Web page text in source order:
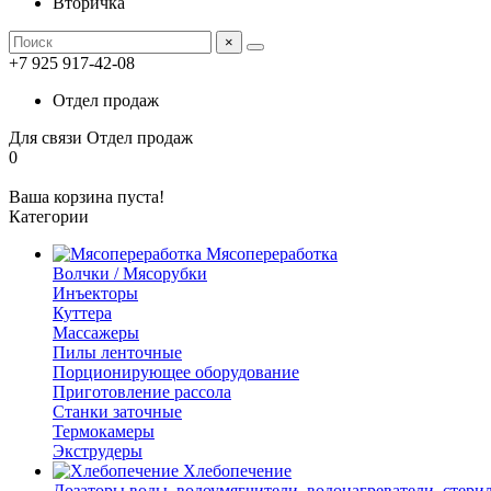
×
+7 925 917-42-08
Отдел продаж
Для связи Отдел продаж
0
Ваша корзина пуста!
Категории
Мясопереработка
Волчки / Мясорубки
Инъекторы
Куттера
Массажеры
Пилы ленточные
Порционирующее оборудование
Приготовление рассола
Станки заточные
Термокамеры
Экструдеры
Хлебопечение